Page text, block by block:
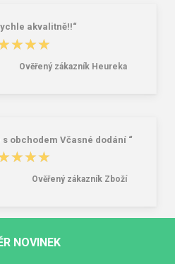
akvalitně!!“
Ověřený zákazník Heureka
obchodem Včasné dodání “
Ověřený zákazník Zboží
NOVINEK